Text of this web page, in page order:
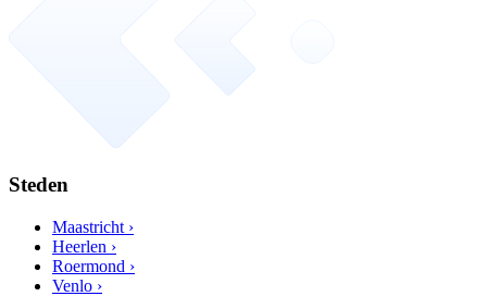
Steden
Maastricht ›
Heerlen ›
Roermond ›
Venlo ›